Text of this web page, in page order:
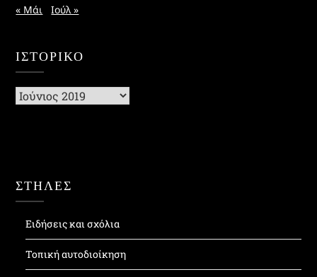
« Μάι
Ιούλ »
ΙΣΤΟΡΙΚΌ
Ιστορικό
ΣΤΗΛΕΣ
Ειδήσεις και σχόλια
Τοπική αυτοδιοίκηση